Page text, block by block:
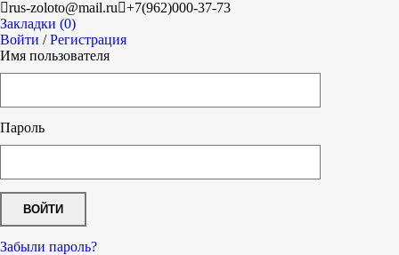
rus-zoloto@mail.ru
+7(962)000-37-73
Закладки (0)
Войти /Регистрация
Имя пользователя
Пароль
Забыли пароль?